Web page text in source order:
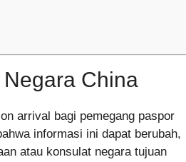
China
arrival bagi pemegang paspor
informasi ini dapat berubah,
atau konsulat negara tujuan